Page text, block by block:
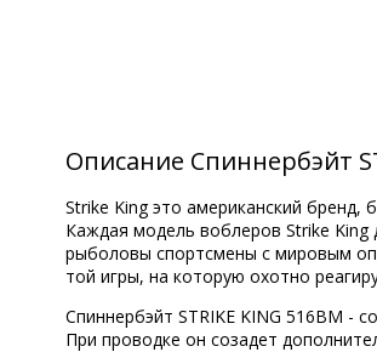
Описание Спиннербэйт
Strike King это американский
Каждая модель воблеров Strike King
рыболовы спортсмены с мировым
той игры, на которую охотно
Спиннербэйт STRIKE KING 516BM -
При проводке он созадет